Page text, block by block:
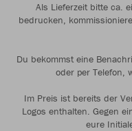
Als Lieferzeit bitte ca.
bedrucken,
Du bekommst eine
oder per Telefon,
Im Preis ist bereits der
Logos enthalten. Gegen
eure